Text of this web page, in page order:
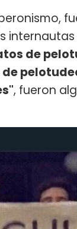
de
, fueron